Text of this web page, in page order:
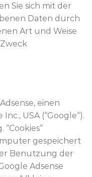
Sie sich mit der
Daten durch
Art und Weise
einen
USA (“Google“).
gespeichert
Benutzung der
Adsense